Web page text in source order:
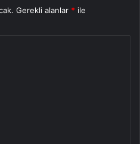
Gerekli alanlar * ile